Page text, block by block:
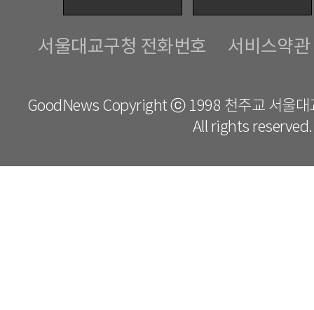
서울대교구청 전화번호 서비스약관
GoodNews Copyright ⓒ 1998 천주교 서울대
All rights reserved.